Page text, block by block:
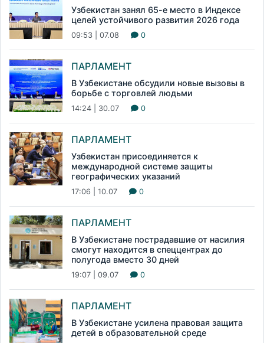
Узбекистан занял 65-е место в Индексе
целей устойчивого развития 2026 года
09:53 | 07.08 0
ПАРЛАМЕНТ
В Узбекистане обсудили новые вызовы в
борьбе с торговлей людьми
14:24 | 30.07 0
ПАРЛАМЕНТ
Узбекистан присоединяется к
международной системе защиты
географических указаний
17:06 | 10.07 0
ПАРЛАМЕНТ
В Узбекистане пострадавшие от насилия
смогут находится в спеццентрах до
полугода вместо 30 дней
19:07 | 09.07 0
ПАРЛАМЕНТ
В Узбекистане усилена правовая защита
детей в образовательной среде